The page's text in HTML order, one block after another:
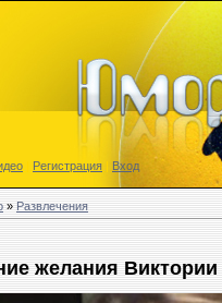
Регистрация Вход
»Развлечения
желания